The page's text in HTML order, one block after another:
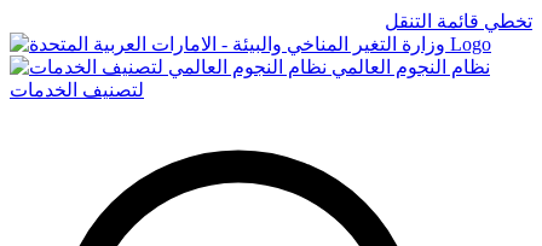
تخطي قائمة التنقل
Logo
نظام النجوم العالمي
لتصنيف الخدمات